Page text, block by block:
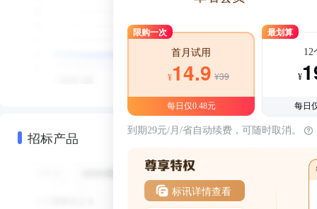
招标产品
限购一次
首月试用
¥14.9 ¥39
每日仅0.48元
最划算
12
¥
每日
到期29元/月/省自动续费，可随时取消。
标讯详情查看